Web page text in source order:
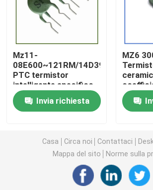
Termistor NTC
Termistore di SMD NTC
Termistor NTC di potenza
Mz11-
08E600~121RM/14D391
PTC termistor
intelligente specifico
elettrico contatore
resistori di strumenti
elettrici
Invia richiesta
MZ6
per
Casa Circa noi Contattaci
Mappa del sito
Norme sulla